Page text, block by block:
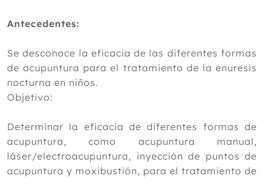
2023
Noviembre
Octubre
Septiembre
Junio
Mayo
Abril
Marzo
Antecedentes:
Se desconoce la eficacia de las diferentes formas
de acupuntura para el tratamiento de la enuresis
nocturna en niños.
Objetivo:
Determinar la eficacia de diferentes formas de
acupuntura, como acupuntura manual,
láser/electroacupuntura, inyección de puntos de
acupuntura y moxibustión, para el tratamiento de